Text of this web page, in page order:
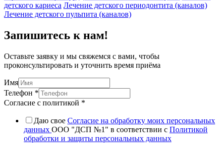
детского кариеса Лечение детского периодонтита (каналов)
Лечение детского пульпита (каналов)
Запишитесь к нам!
Оставьте заявку и мы свяжемся с вами, чтобы
проконсультировать и уточнить время приёма
Имя
Телефон *
Согласие с политикой *
Даю свое Cогласие на обработку моих персональных
данных ООО "ДСП №1" в соответствии с Политикой
обработки и защиты персональных данных